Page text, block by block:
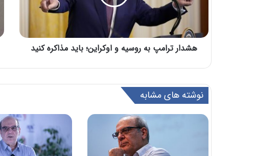
هشدار ترامپ به روسیه و اوکراین؛ باید مذاکره کنید
نوشته های مشابه